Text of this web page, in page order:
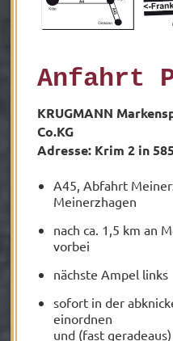
Anfahrt
KRUGMANN
Co.KG
Adresse: Krim 2 in
A45, Abfahrt
Meinerzhagen
nach ca. 1,5 km an
vorbei
nächste Ampel links
sofort in der
einordnen
und (fast